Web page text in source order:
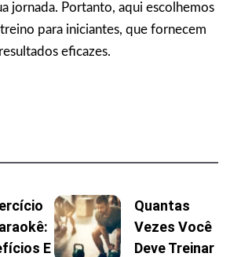
jornada. Portanto, aqui escolhemos
para iniciantes, que fornecem
resultados eficazes.
E
Quantas
Vezes Você
Deve Treinar